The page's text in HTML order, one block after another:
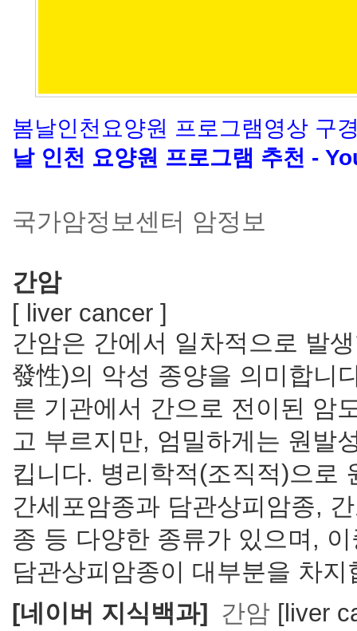
봄날인천요양원 프로그램영상 구
날 인천 요양원 프로그램 추천 -
국가암정보센터 암정보
간암
[ liver cancer ]
간암은 간에서 일차적으로 발
發性)의 악성 종양을 의미합니
른 기관에서 간으로 전이된 암
고 부르지만, 엄밀하게는 원발
킵니다. 병리학적(조직적)으로
간세포암종과 담관상피암종,
종 등 다양한 종류가 있으며,
담관상피암종이 대부분을 차지
[네이버 지식백과]
간암 [liver